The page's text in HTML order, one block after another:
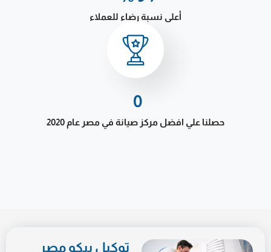
أعلى نسبة رضاء للعملاء
1
حصلنا علي افضل مركز صيانة في مصر عام 2020
توكيل بيكو مصر